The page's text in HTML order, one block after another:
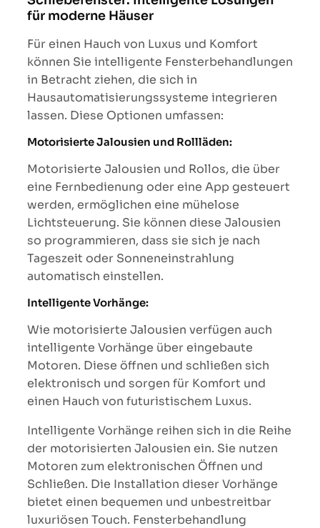
für moderne Häuser
Für einen Hauch von Luxus und Komfort
können Sie intelligente Fensterbehandlungen
in Betracht ziehen, die sich in
Hausautomatisierungssysteme integrieren
lassen. Diese Optionen umfassen:
Motorisierte Jalousien und Rollläden:
Motorisierte Jalousien und Rollos, die über
eine Fernbedienung oder eine App gesteuert
werden, ermöglichen eine mühelose
Lichtsteuerung. Sie können diese Jalousien
so programmieren, dass sie sich je nach
Tageszeit oder Sonneneinstrahlung
automatisch einstellen.
Intelligente Vorhänge:
Wie motorisierte Jalousien verfügen auch
intelligente Vorhänge über eingebaute
Motoren. Diese öffnen und schließen sich
elektronisch und sorgen für Komfort und
einen Hauch von futuristischem Luxus.
Intelligente Vorhänge reihen sich in die Reihe
der motorisierten Jalousien ein. Sie nutzen
Motoren zum elektronischen Öffnen und
Schließen. Die Installation dieser Vorhänge
bietet einen bequemen und unbestreitbar
luxuriösen Touch. Fensterbehandlung